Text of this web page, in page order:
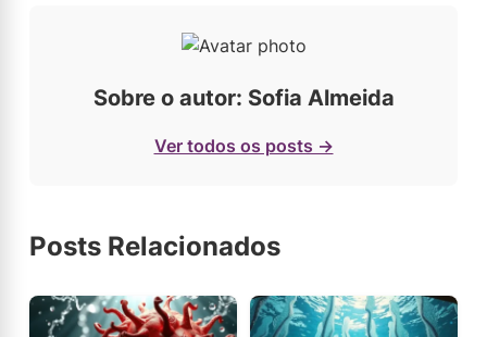
Sobre o autor: Sofia Almeida
Ver todos os posts →
Posts Relacionados